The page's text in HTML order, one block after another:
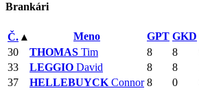
Brankári
Č. ▴ Meno GPT GKD
30
THOMAS Tim 8 8
33
LEGGIO David 8 8
37
HELLEBUYCK Connor 8 0